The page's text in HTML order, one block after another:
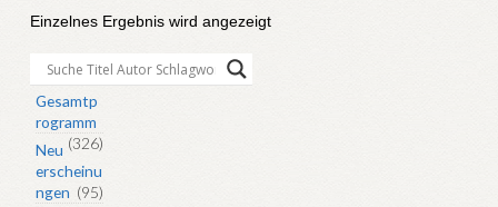
Einzelnes Ergebnis wird angezeigt
Gesamtp
rogramm
(326)
Neu
erscheinu
ngen (95)